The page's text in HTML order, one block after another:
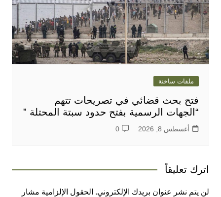
ملفات ساخنة
فتح بحث قضائي في تصريحات تتهم
“الجهات الرسمية بفتح حدود سبتة المحتلة ”
أغسطس 8, 2026 0
اترك تعليقاً
لن يتم نشر عنوان بريدك الإلكتروني. الحقول الإلزامية مشار